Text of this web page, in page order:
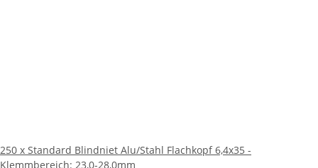
250 x Standard Blindniet Alu/Stahl Flachkopf 6,4x35 -
Klemmbereich: 23,0-28,0mm